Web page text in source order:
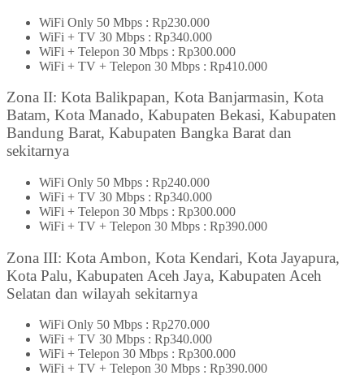
WiFi Only 50 Mbps : Rp230.000
WiFi + TV 30 Mbps : Rp340.000
WiFi + Telepon 30 Mbps : Rp300.000
WiFi + TV + Telepon 30 Mbps : Rp410.000
Zona II: Kota Balikpapan, Kota Banjarmasin, Kota
Batam, Kota Manado, Kabupaten Bekasi, Kabupaten
Bandung Barat, Kabupaten Bangka Barat dan
sekitarnya
WiFi Only 50 Mbps : Rp240.000
WiFi + TV 30 Mbps : Rp340.000
WiFi + Telepon 30 Mbps : Rp300.000
WiFi + TV + Telepon 30 Mbps : Rp390.000
Zona III: Kota Ambon, Kota Kendari, Kota Jayapura,
Kota Palu, Kabupaten Aceh Jaya, Kabupaten Aceh
Selatan dan wilayah sekitarnya
WiFi Only 50 Mbps : Rp270.000
WiFi + TV 30 Mbps : Rp340.000
WiFi + Telepon 30 Mbps : Rp300.000
WiFi + TV + Telepon 30 Mbps : Rp390.000